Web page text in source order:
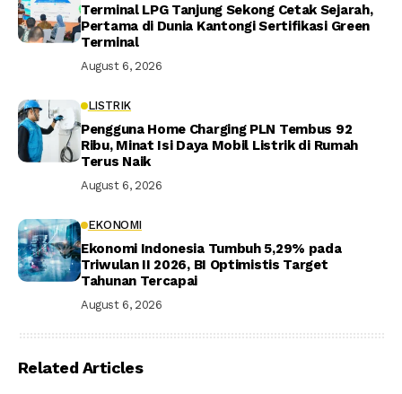
Terminal LPG Tanjung Sekong Cetak Sejarah,
Pertama di Dunia Kantongi Sertifikasi Green
Terminal
August 6, 2026
LISTRIK
Pengguna Home Charging PLN Tembus 92
Ribu, Minat Isi Daya Mobil Listrik di Rumah
Terus Naik
August 6, 2026
EKONOMI
Ekonomi Indonesia Tumbuh 5,29% pada
Triwulan II 2026, BI Optimistis Target
Tahunan Tercapai
August 6, 2026
Related Articles